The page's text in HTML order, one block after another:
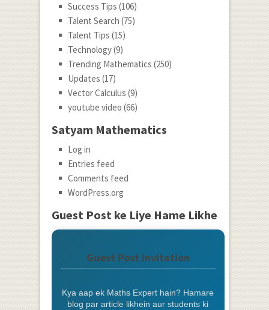
Success Tips (106)
Talent Search (75)
Talent Tips (15)
Technology(9)
Trending Mathematics (250)
Updates (17)
Vector Calculus (9)
youtube video (66)
Satyam Mathematics
Log in
Entries feed
Comments feed
WordPress.org
Guest Post ke Liye Hame Likhe
Guest Post Invitation
Kya aap ek Maths Expert hain? Hamare
blog par article likhein aur students ki